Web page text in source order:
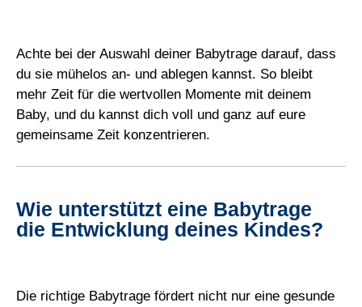
Achte bei der Auswahl deiner Babytrage darauf, dass
du sie mühelos an- und ablegen kannst. So bleibt
mehr Zeit für die wertvollen Momente mit deinem
Baby, und du kannst dich voll und ganz auf eure
gemeinsame Zeit konzentrieren.
Wie unterstützt eine Babytrage
die Entwicklung deines Kindes?
Die richtige Babytrage fördert nicht nur eine gesunde